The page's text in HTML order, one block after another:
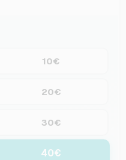
10€
20€
30€
40€